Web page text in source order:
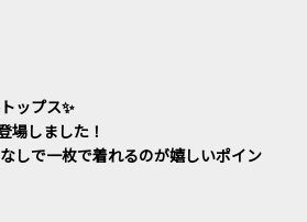
ップス✨
場しました！
しで一枚で着れるのが嬉しいポイン